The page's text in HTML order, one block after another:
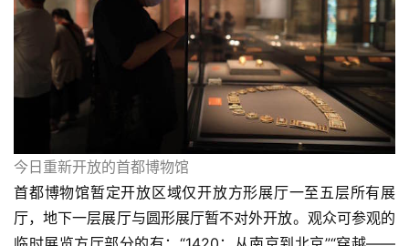
今日重新开放的首都博物馆
首都博物馆暂定开放区域仅开放方形展厅一至五层所有展
厅，地下一层展厅与圆形展厅暂不对外开放。观众可参观的